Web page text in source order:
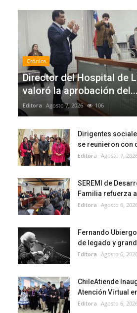
Crónica
Director del Hospital de
valoró la aprobación del...
Editora Agosto 7, 2026 106
Dirigentes
se reunieron con
Editora Agosto 7,
SEREMI de
Familia refuerza
Editora Agosto 6,
Fernando
de legado y
Editora Agosto 6,
ChileAtiende
Atención Virtual
Editora Agosto 6,